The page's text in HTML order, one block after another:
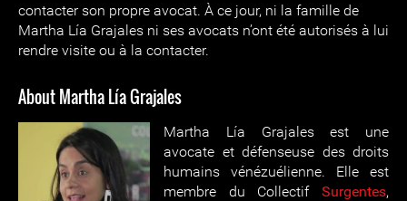
contacter son propre avocat. À ce jour, ni la famille de
Martha Lía Grajales ni ses avocats n’ont été autorisés à lui
rendre visite ou à la contacter.
About Martha Lía Grajales
Martha Lía Grajales est une
avocate et défenseuse des droits
humains vénézuélienne. Elle est
membre du Collectif Surgentes,